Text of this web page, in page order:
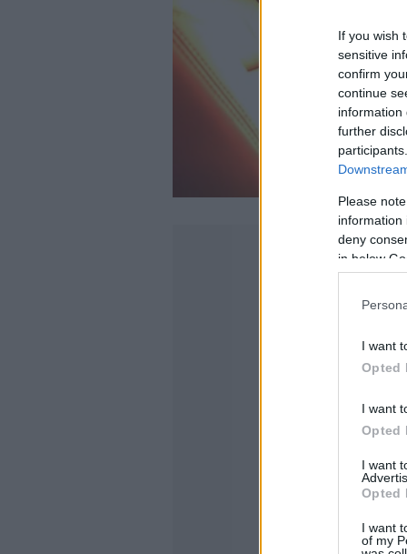
If you wish
sensitive
confirm
continue
information
further
Please
information
deny
in below
I want
Opted
I want
Opted
I want
Opted
I want
of my